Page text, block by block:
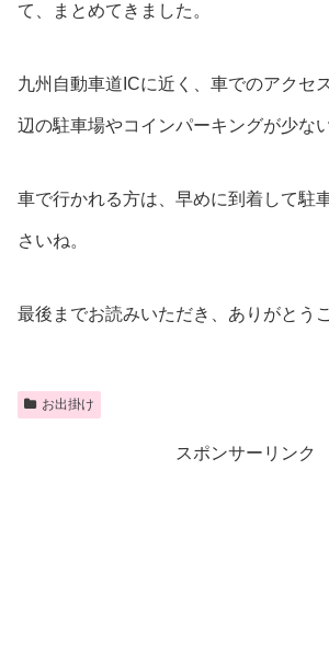
て、まとめてきました。
九州自動車道ICに近く、車でのアクセ
辺の駐車場やコインパーキングが少な
車で行かれる方は、早めに到着して駐
さいね。
最後までお読みいただき、ありがとう
お出掛け
スポンサーリンク